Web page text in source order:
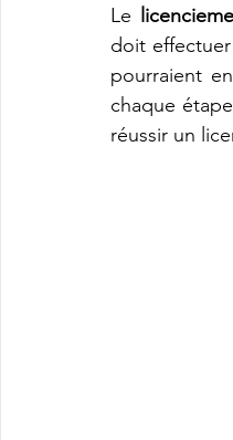
Le
doit
pourraient
chaque
réussir un